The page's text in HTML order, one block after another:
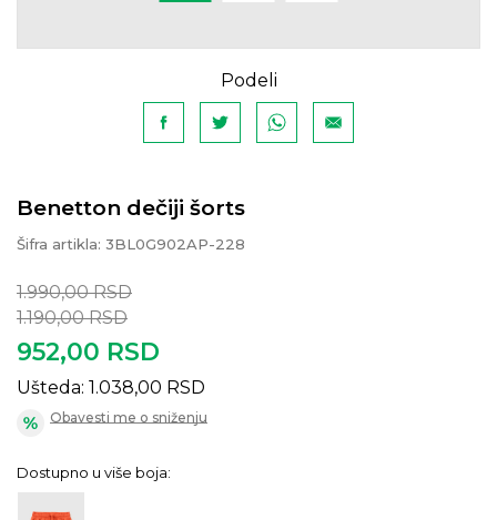
Podeli
Benetton dečiji šorts
Šifra artikla: 3BL0G902AP-228
1.990,00 RSD
1.190,00 RSD
952,00 RSD
Ušteda: 1.038,00 RSD
Obavesti me o sniženju
Dostupno u više boja: